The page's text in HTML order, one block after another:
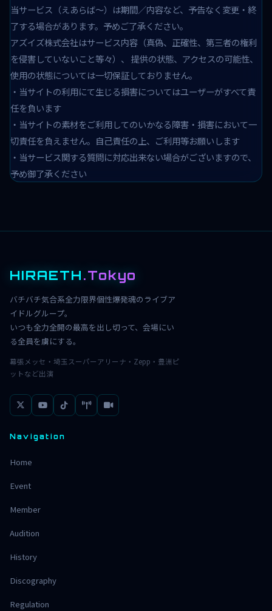
当サービス（えあらば～）は期間／内容など、予告なく変更・終
了する場合があります。予めご了承ください。
アズイズ株式会社はサービス内容（真偽、正確性、第三者の権利
を侵害していないこと等々）、 提供の状態、アクセスの可能性、
使用の状態については一切保証しておりません。
・当サイトの利用にて生じる損害についてはユーザーがすべて責
任を負います
・当サイトの素材をご利用してのいかなる障害・損害において一
切責任を負えません。自己責任の上、ご利用等お願いします
・当サービス関する質問に対応出来ない場合がございますので、
予め御了承ください
HIRAETH.Tokyo
バチバチ気合系全力限界個性爆発魂のライブア
イドルグループ。
いつも全力全開の最高を出し切って、会場にい
る全員を虜にする。
幕張メッセ・埼玉スーパーアリーナ・Zepp・豊洲ピ
ットなど出演
Navigation
Home
Event
Member
Audition
History
Discography
Regulation